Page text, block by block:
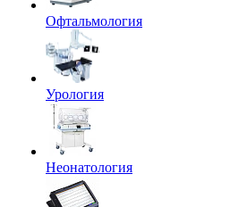
Офтальмология
Урология
Неонатология